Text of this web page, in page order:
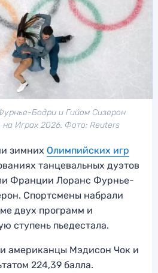
Бодри и Гийом Сизерон
на Играх 2026. Фото: Reuters
зимних Олимпийских игр
танцевальных дуэтов
Франции Лоранс Фурнье-
Спортсмены набрали
двух программ и
ступень пьедестала.
американцы Мэдисон Чок и
224,39 балла.